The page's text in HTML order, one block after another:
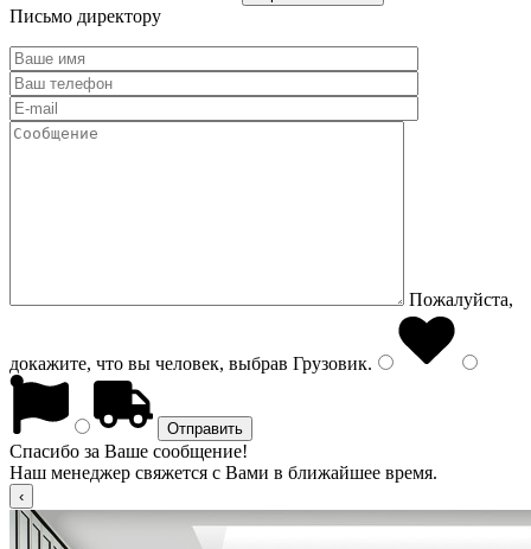
Письмо директору
Пожалуйста,
докажите, что вы человек, выбрав Грузовик.
Спасибо за Ваше сообщение!
Наш менеджер свяжется с Вами в ближайшее время.